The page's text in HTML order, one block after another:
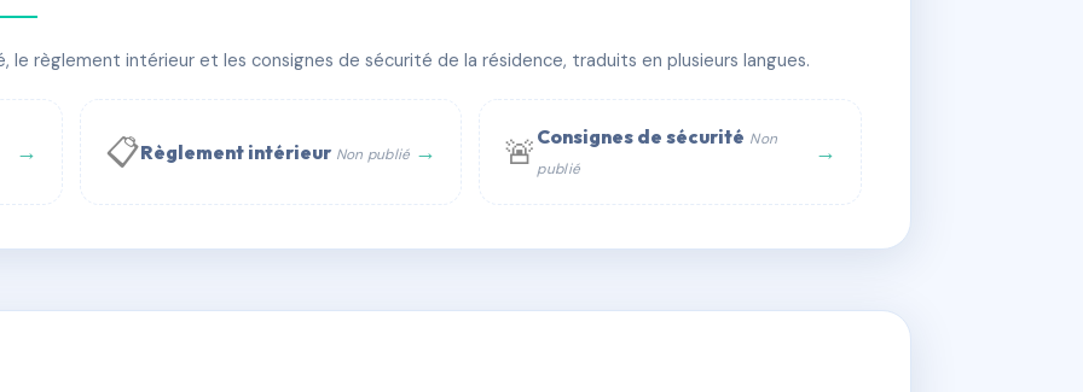
WhatsApp
règlement intérieur et les consignes de sécurité de la résidence, traduits en plusieurs langues.
→ 📋Règlement intérieur Non publié → 🚨 Consignes de sécurité Non
publié
→
AC6617930 🇫🇷